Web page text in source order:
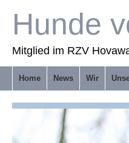
Hunde
Mitglied im RZV
Home News Wir